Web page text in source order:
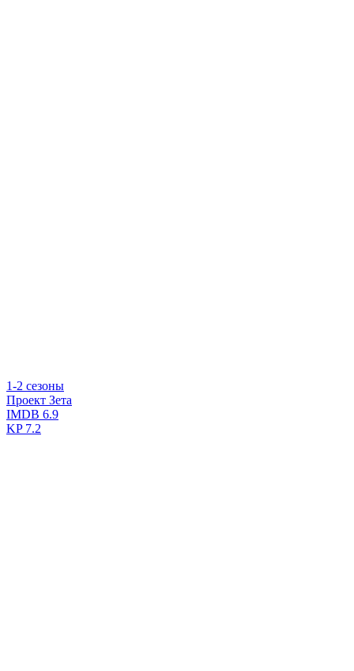
1-2 сезоны
Проект Зета
IMDB 6.9
KP7.2